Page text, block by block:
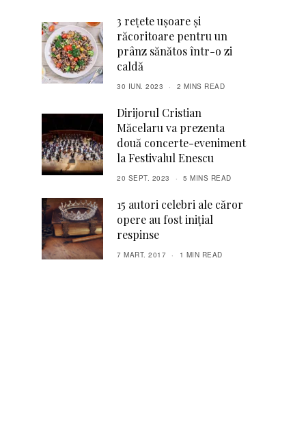
3 rețete ușoare și
răcoritoare pentru un
prânz sănătos într-o zi
caldă
30 IUN. 2023 2 MINS READ
Dirijorul Cristian
Măcelaru va prezenta
două concerte-eveniment
la Festivalul Enescu
20 SEPT. 2023 5 MINS READ
15 autori celebri ale căror
opere au fost inițial
respinse
7 MART. 2017 1 MIN READ